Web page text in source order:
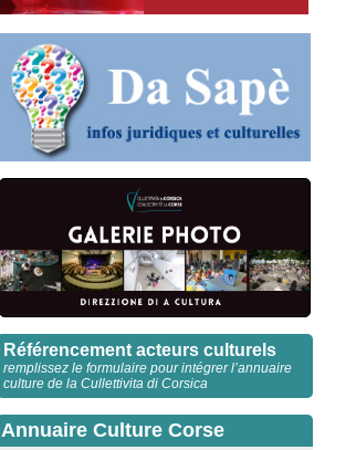
Référencement acteurs culturels
remplissez le formulaire pour intégrer l’annuaire
culture de la Cullettivita di Corsica
Annuaire Culture Corse